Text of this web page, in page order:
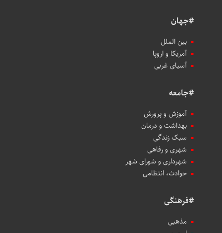
#جهان
بین الملل
آمریکا و اروپا
آسیای غربی
#جامعه
آموزش و پرورش
بهداشت و درمان
سبک زندگی
شهری و رفاهی
شهرداری و شورای شهر
حوادث، انتظامی
#فرهنگی
مذهبی